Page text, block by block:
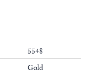
5548
Gold